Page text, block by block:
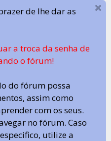
de lhe dar as
a troca da senha de
o fórum!
do fórum possa
assim como
com os seus.
no fórum. Caso
utilize a